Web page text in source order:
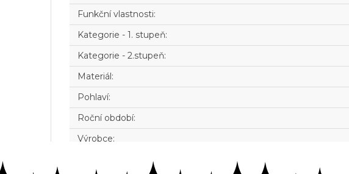
Funkční vlastnosti:
Kategorie - 1. stupeň:
Kategorie - 2.stupeň:
Materiál:
Pohlaví:
Roční období:
Výrobce: